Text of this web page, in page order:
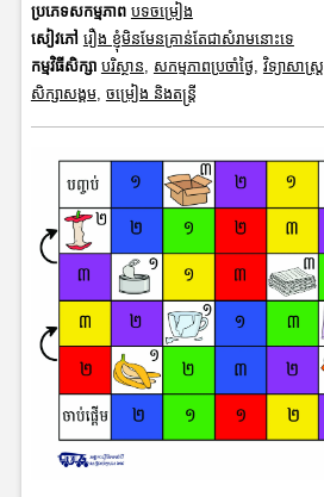
ប្រភេទសកម្មភាព បទចម្រៀង
សៀវភៅ រឿង ខ្ញុំមិនមែនគ្រាន់តែជាសំរាមនោះទេ
កម្មវិធីសិក្សា បរិស្ថាន, សកម្មភាពប្រចាំថ្ងៃ, វិទ្យាសាស្រ្ត
សិក្សាសង្គម, ចម្រៀង និងតន្ត្រី